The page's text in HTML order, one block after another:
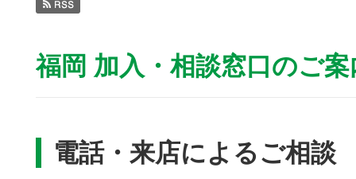
福岡 加入・相談窓口のご案
電話・来店によるご相談